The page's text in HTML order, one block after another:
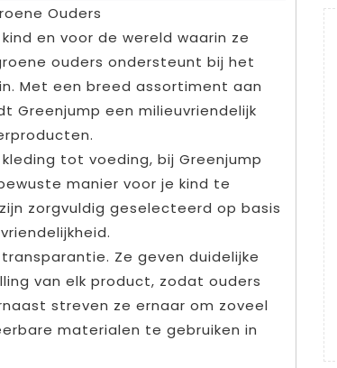
Ouders
en voor de wereld waarin ze
ouders ondersteunt bij het
Met een breed assortiment aan
Greenjump een milieuvriendelijk
tot voeding, bij Greenjump
manier voor je kind te
zorgvuldig geselecteerd op basis
Ze geven duidelijke
van elk product, zodat ouders
streven ze ernaar om zoveel
materialen te gebruiken in